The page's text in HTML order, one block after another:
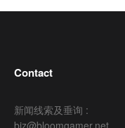
Contact
新闻线索及垂询 :
biz@bloomgamer.net